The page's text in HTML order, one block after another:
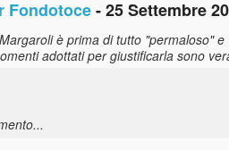
Fondotoce- 25 Settembre
è prima di tutto "permaloso"
adottati per giustificarla sono